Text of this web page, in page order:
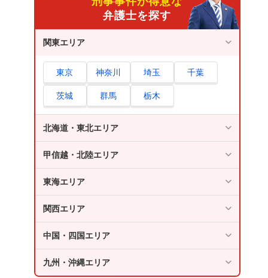
弁護士を探す
関東エリア
東京 神奈川 埼玉 千葉
茨城 群馬 栃木
北海道・東北エリア
甲信越・北陸エリア
東海エリア
関西エリア
中国・四国エリア
九州・沖縄エリア